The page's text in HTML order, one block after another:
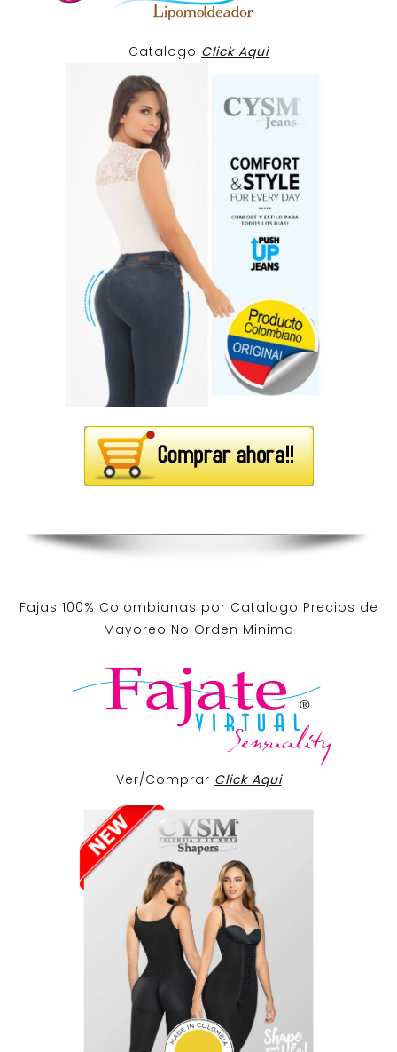
Catalogo Click Aqui
Fajas 100% Colombianas por Catalogo Precios de
Mayoreo No Orden Minima
Ver/Comprar Click Aqui